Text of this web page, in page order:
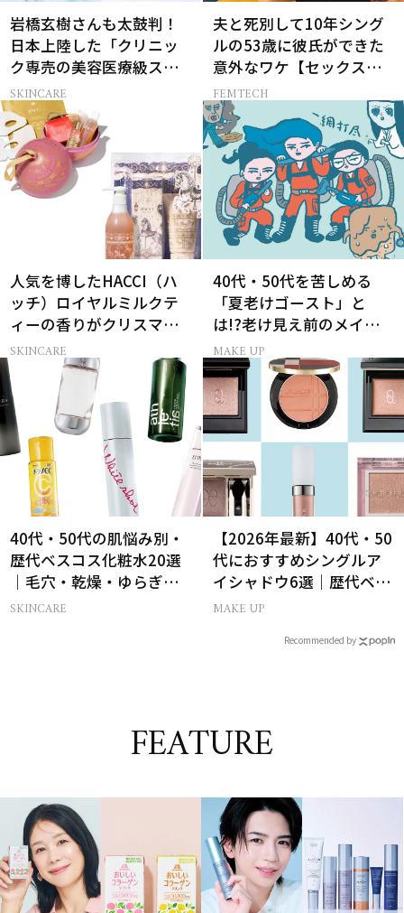
岩橋玄樹さんも太鼓判！
日本上陸した「クリニッ
ク専売の美容医療級スキ
ンケア」
SKINCARE
夫と死別して10年シング
ルの53歳に彼氏ができた
意外なワケ【セックスレ
ス AND THE CITY -女たち
の告白-】
FEMTECH
人気を博したHACCI（ハ
ッチ）ロイヤルミルクテ
ィーの香りがクリスマス
に向けて限定セットで復
SKINCARE
40代・50代を苦しめる
「夏老けゴースト」と
は!?老け見え前のメイク
くずれ＆くすみ対策
MAKE UP
40代・50代の肌悩み別・
歴代ベスコス化粧水20選
｜毛穴・乾燥・ゆらぎな
ど
SKINCARE
【2026年最新】40代・50
代におすすめシングルア
イシャドウ6選｜歴代ベス
トコスメ受賞まとめ
MAKE UP
Recommended by
FEATURE